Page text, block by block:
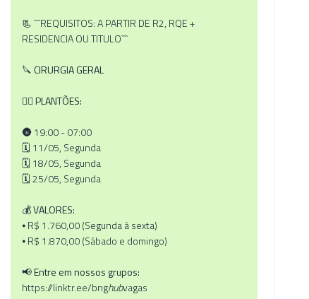
📃 ```REQUISITOS: A PARTIR DE R2, RQE +
RESIDENCIA OU TITULO```
🔪CIRURGIA GERAL
🧑‍⚕️PLANTÕES:
🌚 19:00 - 07:00
🗓️ 11/05, Segunda
🗓️ 18/05, Segunda
🗓️ 25/05, Segunda
💰VALORES:
⦁ R$ 1.760,00 (Segunda à sexta)
⦁ R$ 1.870,00 (Sábado e domingo)
📢Entre em nossos grupos:
https://linktr.ee/bnghubvagas